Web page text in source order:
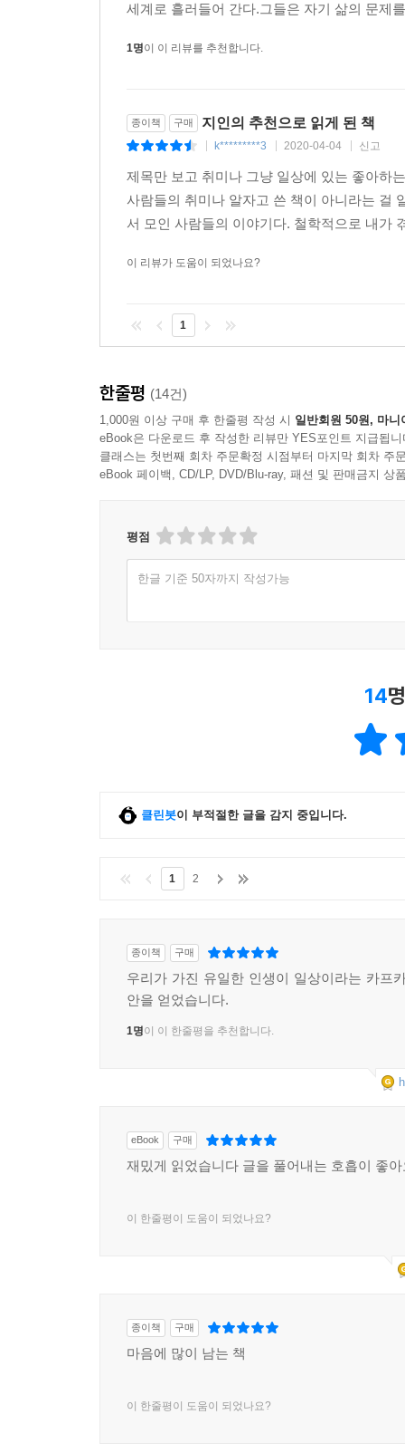
우린 오솔길을 걷듯이, 마치 호랑이가 그런 것처
살게 되고 맙니다. 자아 속의 소통이란 대단한
한편 힘든 세상을 버텨가며 다른 사람과는 좀 다
사랑하는 것’이다. 자기 연민 없이 제대로 자신
끊임없이 다른 사람의 말을 듣고 보고 궁금해하
다른 사람의 관점으로 생각할 때, 끊임없이 배우
다르지 않은 다른 사람에 대해서도 더 잘 알게
시작이다. 거기서부터 우리의 미래, 우리의 소통과
그녀는 자신이 얼마나 ‘이뻐 죽겠는가’를 이렇게
끊임없이 다른 사람과 부대끼며 살아가는 우리의
말을 꺼낸다. 우리는 우리의 어린아이 같은 존
공유하면서 우리는 달라질 수 있다. 새롭게 만들어
그립니다. 그는 우리가 공유하는 것들이 무엇이
착상을 하지 않습니다. 그렇게 만화를 그려가면
이를 다르게 표현하면 우리가 서로에게 ‘서식지’
연구원은 자연 속에서 서식지란 바로 한 생명
수 있게 하는 장소가 될 수 있다면, 우리의 삶은
▣ 사생활 - 보기, 말하기, 듣기에 대해서
우리가 매일같이 일상을 살아가면서 보이는 것을
지난해 그리고 지금까지도 우리 사회를 휩쓰
청춘이다.’가 아닙니다. ‘아프면 아프다고 말하
그러나 우리가 겪는 아픔은 통과의례가 아니고
바뀌는 게 있다는 걸 증명하고 싶었습니다. _p.220
‘청년유니온’이라는 노동조합 단체를 만들어 최
힘이 생긴다.
그다음엔 본 것을 다른 사람들과 말해보아야 한
있는 ‘기대’나 ‘희망’ 같은 단어들 대신 ‘졸라’와
사회에서 말할 수 없는 것들, 잘못 말하고 있는
달라질 수 있다. 강해질 수 있다.
물론 그렇다고 우리 삶의 불안이나 고통이 없
세계로 흘러들어 간다.그들은 자기 삶의 문제
1명이 이 리뷰를 추천합니다.
종이책 구매 지인의 추천으로 읽게 된 책
k*********3 2020-04-04 신고
제목만 보고 취미나 그냥 일상에 있는 좋아하
사람들의 취미나 알자고 쓴 책이 아니라는 걸
서 모인 사람들의 이야기다. 철학적으로 내가
이 리뷰가 도움이 되었나요?
1
한줄평 (14건)
1,000원 이상 구매 후 한줄평 작성 시 일반회원 50원, 마니
eBook은 다운로드 후 작성한 리뷰만 YES포인트 지급됩니
클래스는 첫번째 회차 주문확정 시점부터 마지막 회차 주
eBook 페이백, CD/LP, DVD/Blu-ray, 패션 및 판매금지 상
평점
한글 기준 50자까지 작성가능
14
클린봇이 부적절한 글을 감지 중입니다.
1 2
종이책 구매
우리가 가진 유일한 인생이 일상이라는 카프
안을 얻었습니다.
1명이 이 한줄평을 추천합니다.
eBook 구매
재밌게 읽었습니다 글을 풀어내는 호흡이 좋아
이 한줄평이 도움이 되었나요?
종이책 구매
마음에 많이 남는 책
이 한줄평이 도움이 되었나요?